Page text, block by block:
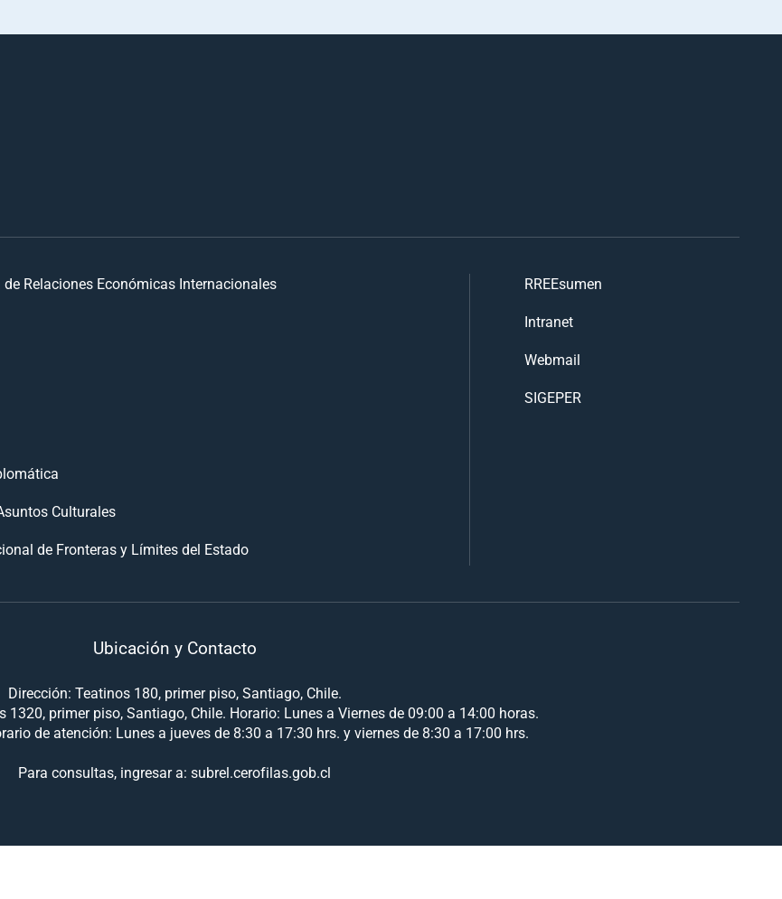
Relaciones Económicas Internacionales
Culturales
de Fronteras y Límites del Estado
RREEsumen
Intranet
Webmail
SIGEPER
Ubicación y Contacto
Dirección: Teatinos 180, primer piso, Santiago, Chile.
primer piso, Santiago, Chile. Horario: Lunes a Viernes de 09:00 a 14:00 horas.
de atención: Lunes a jueves de 8:30 a 17:30 hrs. y viernes de 8:30 a 17:00 hrs.
Para consultas, ingresar a: subrel.cerofilas.gob.cl